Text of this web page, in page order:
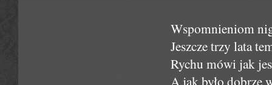
Wspomnieniom
Jeszcze trzy lata
Rychu mówi jak
A jak było dobrze